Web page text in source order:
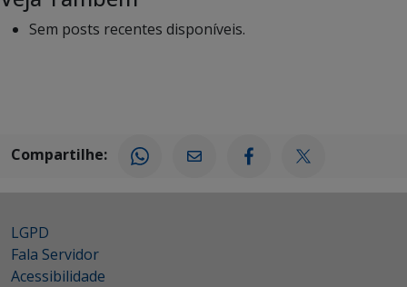
Sem posts recentes disponíveis.
Compartilhe:
LGPD
Fala Servidor
Acessibilidade